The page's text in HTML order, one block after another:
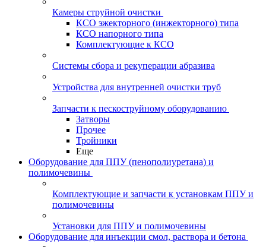
Камеры струйной очистки
КСО эжекторного (инжекторного) типа
КСО напорного типа
Комплектующие к КСО
Системы сбора и рекуперации абразива
Устройства для внутренней очистки труб
Запчасти к пескоструйному оборудованию
Затворы
Прочее
Тройники
Еще
Оборудование для ППУ (пенополиуретана) и
полимочевины
Комплектующие и запчасти к установкам ППУ и
полимочевины
Установки для ППУ и полимочевины
Оборудование для инъекции смол, раствора и бетона